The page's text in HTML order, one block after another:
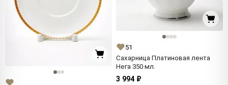
51
Сахарница Платиновая лента
Нега 350 мл.
3 994 ₽